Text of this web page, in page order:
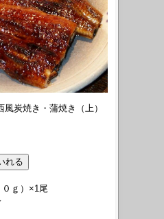
炭焼き・蒲焼き（上）
ｇ）×1尾